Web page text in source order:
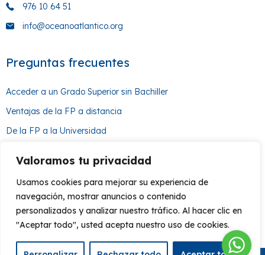
Valoramos tu privacidad
Usamos cookies para mejorar su experiencia de
navegación, mostrar anuncios o contenido
personalizados y analizar nuestro tráfico. Al hacer clic en
"Aceptar todo", usted acepta nuestro uso de cookies.
976 10 64 51
info@oceanoatlantico.org
Preguntas frecuentes
Acceder a un Grado Superior sin Bachiller
Ventajas de la FP a distancia
De la FP a la Universidad
Síguenos en redes
Facebook
Instagram
LinkedIn
Twitter
YouTube
TikTok